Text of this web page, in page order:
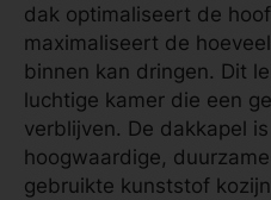
dak optimaliseert de
maximaliseert de
binnen kan dringen. Dit
luchtige kamer die een
verblijven. De dakkapel
hoogwaardige,
gebruikte kunststof